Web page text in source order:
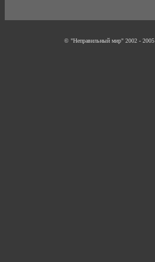
© "Неправильный мир" 2002 - 2005